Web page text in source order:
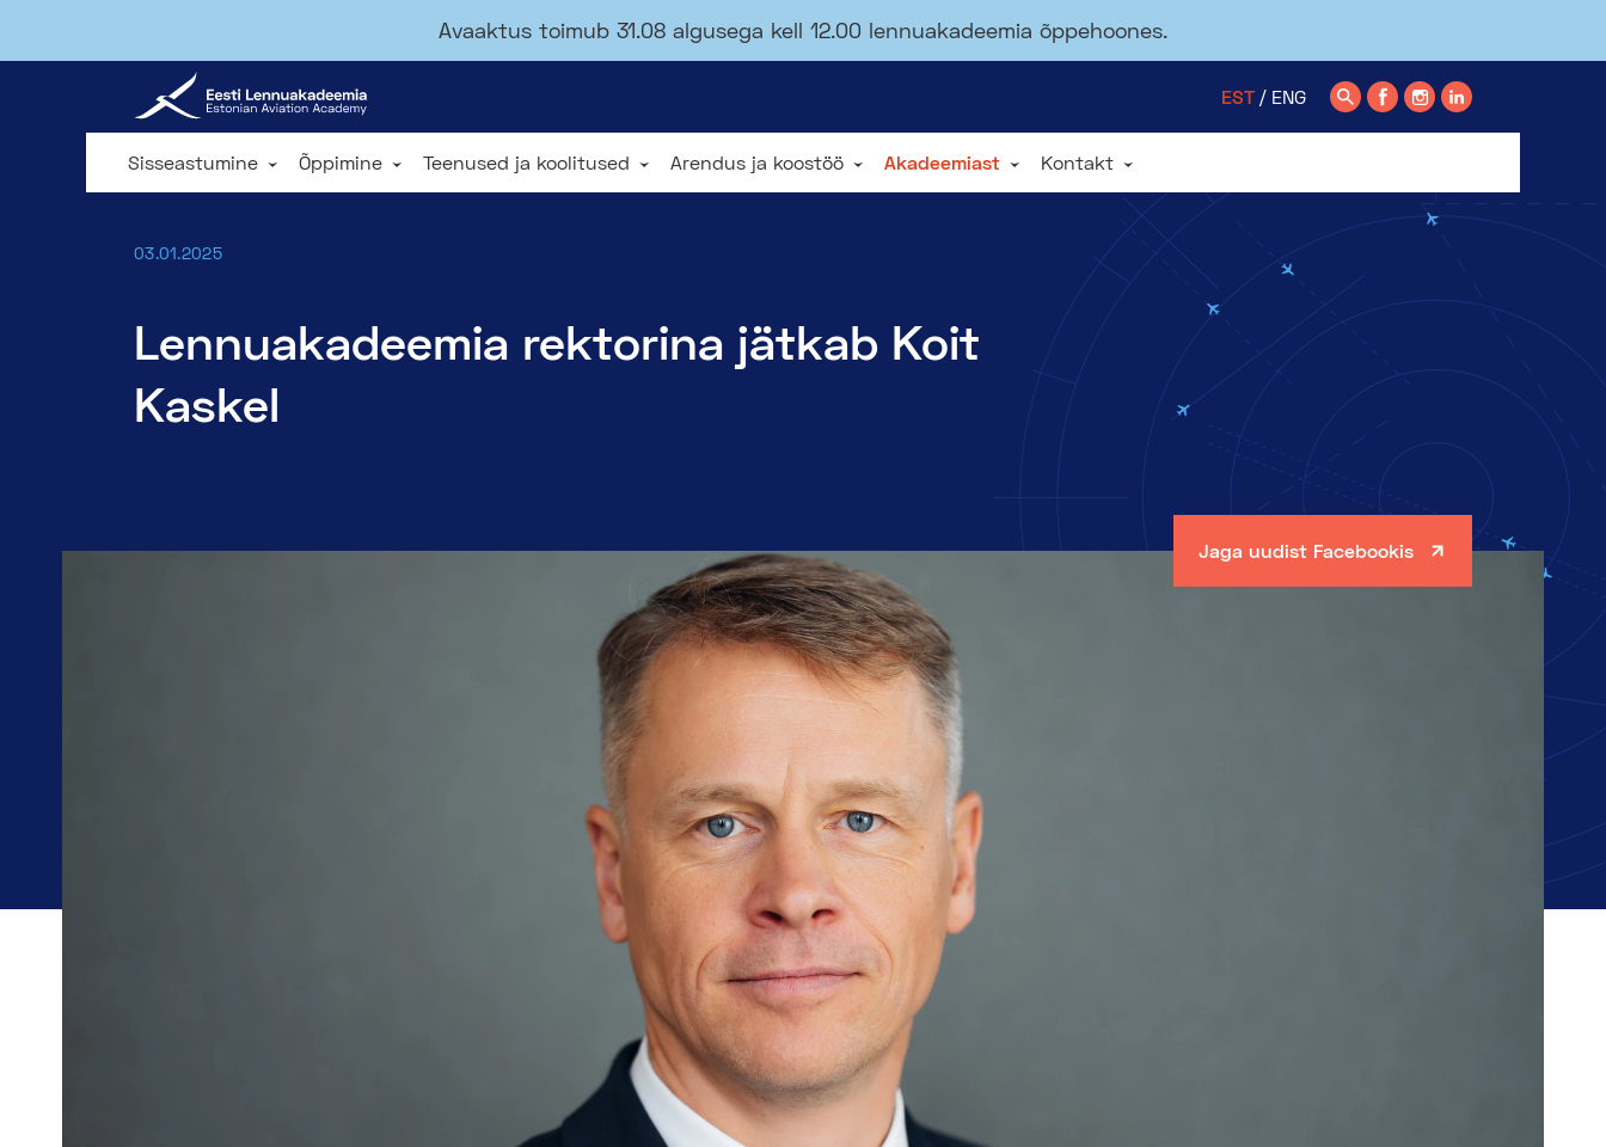
Avaaktus toimub 31.08 algusega kell 12.00 lennuakadeemia õppehoones.
Sisseastumine Õppimine Teenused ja koolitused Arendus ja koostöö Akadeemiast Kontakt
EST ENG
03.01.2025
Lennuakadeemia rektorina jätkab Koit
Kaskel
Jaga uudist Facebookis